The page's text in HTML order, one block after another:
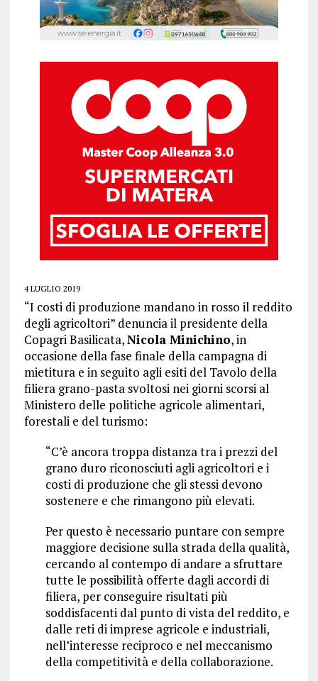
4 LUGLIO 2019
“I costi di produzione mandano in rosso il reddito
degli agricoltori” denuncia il presidente della
Copagri Basilicata,Nicola Minichino, in
occasione della fase finale della campagna di
mietitura e in seguito agli esiti del Tavolo della
filiera grano-pasta svoltosi nei giorni scorsi al
Ministero delle politiche agricole alimentari,
forestali e del turismo:
“C’è ancora troppa distanza tra i prezzi del
grano duro riconosciuti agli agricoltori e i
costi di produzione che gli stessi devono
sostenere e che rimangono più elevati.
Per questo è necessario puntare con sempre
maggiore decisione sulla strada della qualità,
cercando al contempo di andare a sfruttare
tutte le possibilità offerte dagli accordi di
filiera, per conseguire risultati più
soddisfacenti dal punto di vista del reddito, e
dalle reti di imprese agricole e industriali,
nell’interesse reciproco e nel meccanismo
della competitività e della collaborazione.